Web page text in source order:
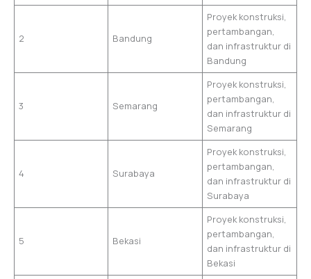
2 Bandung
Proyek konstruksi,
pertambangan,
dan infrastruktur di
Bandung
3 Semarang
Proyek konstruksi,
pertambangan,
dan infrastruktur di
Semarang
4 Surabaya
Proyek konstruksi,
pertambangan,
dan infrastruktur di
Surabaya
5 Bekasi
Proyek konstruksi,
pertambangan,
dan infrastruktur di
Bekasi